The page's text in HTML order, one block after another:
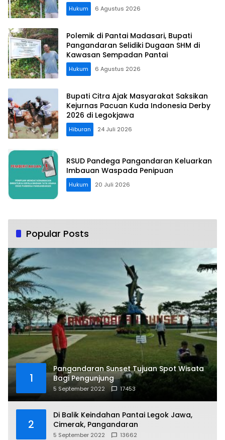
Hukum 6 Agustus 2026
Polemik di Pantai Madasari, Bupati
Pangandaran Selidiki Dugaan SHM di
Kawasan Sempadan Pantai
Hukum 6 Agustus 2026
Bupati Citra Ajak Masyarakat Saksikan
Kejurnas Pacuan Kuda Indonesia Derby
2026 di Legokjawa
Hiburan 24 Juli 2026
RSUD Pandega Pangandaran Keluarkan
Imbauan Waspada Penipuan
Hukum 20 Juli 2026
Popular Posts
1
Pangandaran Sunset Tujuan Spot Wisata
Bagi Pengunjung
5 September 2022 17453
2
Di Balik Keindahan Pantai Legok Jawa,
Cimerak, Pangandaran
5 September 2022 13662